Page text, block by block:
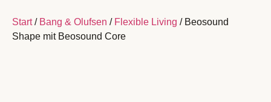
Start/ Bang & Olufsen / Flexible Living / Beosound
Shape mit Beosound Core